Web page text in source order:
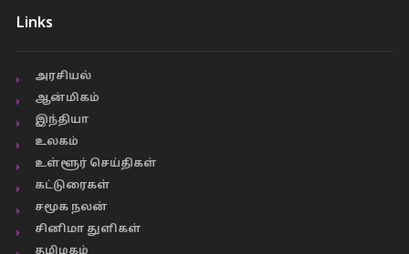
Links
அரசியல்
ஆன்மிகம்
இந்தியா
உலகம்
உள்ளூர் செய்திகள்
கட்டுரைகள்
சமூக நலன்
சினிமா துளிகள்